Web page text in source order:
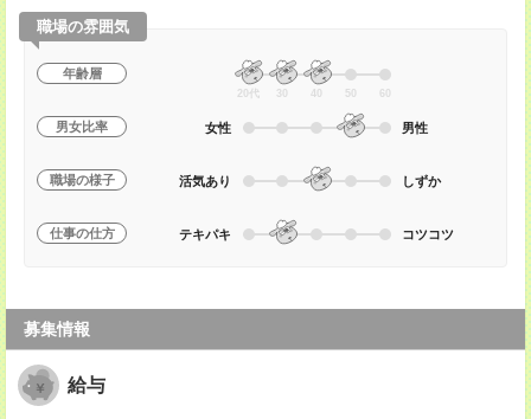
職場の雰囲気
年齢層
20代 30 40 50 60
男女比率 女性 男性
職場の様子 活気あり しずか
仕事の仕方 テキパキ コツコツ
募集情報
給与